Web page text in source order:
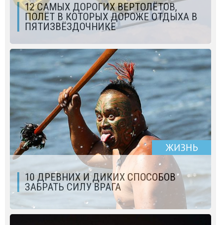
12 САМЫХ ДОРОГИХ ВЕРТОЛЁТОВ,
ПОЛЁТ В КОТОРЫХ ДОРОЖЕ ОТДЫХА В
ПЯТИЗВЁЗДОЧНИКЕ
ЖИЗНЬ
10 ДРЕВНИХ И ДИКИХ СПОСОБОВ
ЗАБРАТЬ СИЛУ ВРАГА